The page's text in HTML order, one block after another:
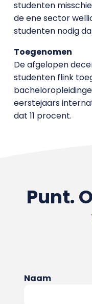
studenten
de ene sector
studenten nodig
Toegenomen
De afgelopen
studenten flink
eerstejaars
dat 11 procent.
Punt.
Naam